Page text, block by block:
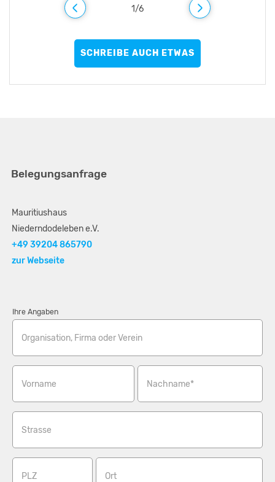
1/6
SCHREIBE AUCH ETWAS
Belegungsanfrage
Mauritiushaus
Niederndodeleben e.V.
+49 39204 865790
zur Webseite
Ihre Angaben
Organisation, Firma oder Verein
Vorname Nachname*
Strasse
PLZ Ort